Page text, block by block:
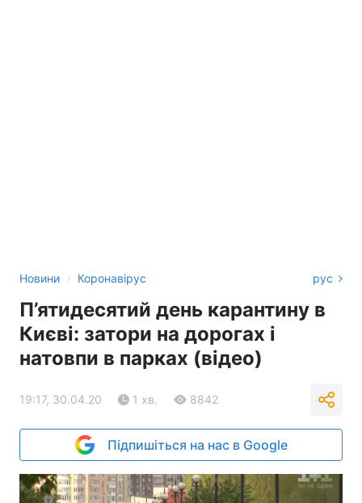
Новини › Коронавірус рус
П’ятидесятий день карантину в
Києві: затори на дорогах і
натовпи в парках (відео)
19:17, 30.04.20 1 хв. 8842
Підпишіться на нас в Google